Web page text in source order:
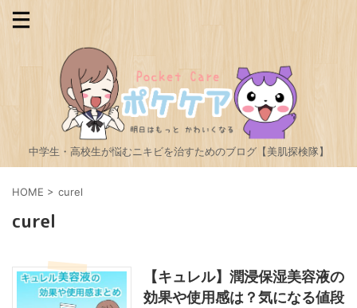
中学生・高校生が悩むニキビを治すためのブログ【美肌探検隊】
HOME > curel
curel
【キュレル】潤浸保湿美容液の
効果や使用感は？気になる値段